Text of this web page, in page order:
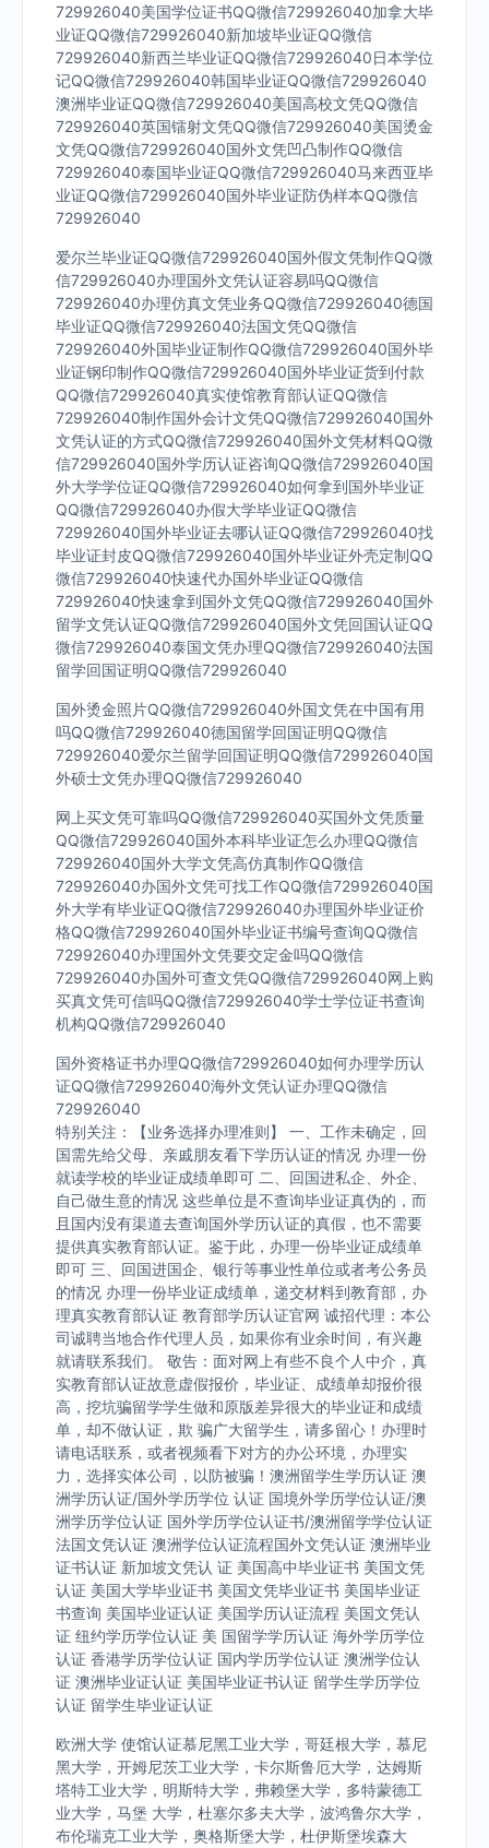
729926040美国学位证书QQ微信729926040加拿大毕
业证QQ微信729926040新加坡毕业证QQ微信
729926040新西兰毕业证QQ微信729926040日本学位
记QQ微信729926040韩国毕业证QQ微信729926040
澳洲毕业证QQ微信729926040美国高校文凭QQ微信
729926040英国镭射文凭QQ微信729926040美国烫金
文凭QQ微信729926040国外文凭凹凸制作QQ微信
729926040泰国毕业证QQ微信729926040马来西亚毕
业证QQ微信729926040国外毕业证防伪样本QQ微信
729926040
爱尔兰毕业证QQ微信729926040国外假文凭制作QQ微
信729926040办理国外文凭认证容易吗QQ微信
729926040办理仿真文凭业务QQ微信729926040德国
毕业证QQ微信729926040法国文凭QQ微信
729926040外国毕业证制作QQ微信729926040国外毕
业证钢印制作QQ微信729926040国外毕业证货到付款
QQ微信729926040真实使馆教育部认证QQ微信
729926040制作国外会计文凭QQ微信729926040国外
文凭认证的方式QQ微信729926040国外文凭材料QQ微
信729926040国外学历认证咨询QQ微信729926040国
外大学学位证QQ微信729926040如何拿到国外毕业证
QQ微信729926040办假大学毕业证QQ微信
729926040国外毕业证去哪认证QQ微信729926040找
毕业证封皮QQ微信729926040国外毕业证外壳定制QQ
微信729926040快速代办国外毕业证QQ微信
729926040快速拿到国外文凭QQ微信729926040国外
留学文凭认证QQ微信729926040国外文凭回国认证QQ
微信729926040泰国文凭办理QQ微信729926040法国
留学回国证明QQ微信729926040
国外烫金照片QQ微信729926040外国文凭在中国有用
吗QQ微信729926040德国留学回国证明QQ微信
729926040爱尔兰留学回国证明QQ微信729926040国
外硕士文凭办理QQ微信729926040
网上买文凭可靠吗QQ微信729926040买国外文凭质量
QQ微信729926040国外本科毕业证怎么办理QQ微信
729926040国外大学文凭高仿真制作QQ微信
729926040办国外文凭可找工作QQ微信729926040国
外大学有毕业证QQ微信729926040办理国外毕业证价
格QQ微信729926040国外毕业证书编号查询QQ微信
729926040办理国外文凭要交定金吗QQ微信
729926040办国外可查文凭QQ微信729926040网上购
买真文凭可信吗QQ微信729926040学士学位证书查询
机构QQ微信729926040
国外资格证书办理QQ微信729926040如何办理学历认
证QQ微信729926040海外文凭认证办理QQ微信
729926040
特别关注：【业务选择办理准则】 一、工作未确定，回
国需先给父母、亲戚朋友看下学历认证的情况 办理一份
就读学校的毕业证成绩单即可 二、回国进私企、外企、
自己做生意的情况 这些单位是不查询毕业证真伪的，而
且国内没有渠道去查询国外学历认证的真假，也不需要
提供真实教育部认证。鉴于此，办理一份毕业证成绩单
即可 三、回国进国企、银行等事业性单位或者考公务员
的情况 办理一份毕业证成绩单，递交材料到教育部，办
理真实教育部认证 教育部学历认证官网 诚招代理：本公
司诚聘当地合作代理人员，如果你有业余时间，有兴趣
就请联系我们。 敬告：面对网上有些不良个人中介，真
实教育部认证故意虚假报价，毕业证、成绩单却报价很
高，挖坑骗留学学生做和原版差异很大的毕业证和成绩
单，却不做认证，欺 骗广大留学生，请多留心！办理时
请电话联系，或者视频看下对方的办公环境，办理实
力，选择实体公司，以防被骗！澳洲留学生学历认证 澳
洲学历认证/国外学历学位 认证 国境外学历学位认证/澳
洲学历学位认证 国外学历学位认证书/澳洲留学学位认证
法国文凭认证 澳洲学位认证流程国外文凭认证 澳洲毕业
证书认证 新加坡文凭认 证 美国高中毕业证书 美国文凭
认证 美国大学毕业证书 美国文凭毕业证书 美国毕业证
书查询 美国毕业证认证 美国学历认证流程 美国文凭认
证 纽约学历学位认证 美 国留学学历认证 海外学历学位
认证 香港学历学位认证 国内学历学位认证 澳洲学位认
证 澳洲毕业证认证 美国毕业证书认证 留学生学历学位
认证 留学生毕业证认证
欧洲大学 使馆认证慕尼黑工业大学，哥廷根大学，慕尼
黑大学，开姆尼茨工业大学，卡尔斯鲁厄大学，达姆斯
塔特工业大学，明斯特大学，弗赖堡大学，多特蒙德工
业大学，马堡 大学，杜塞尔多夫大学，波鸿鲁尔大学，
布伦瑞克工业大学，奥格斯堡大学，杜伊斯堡埃森大